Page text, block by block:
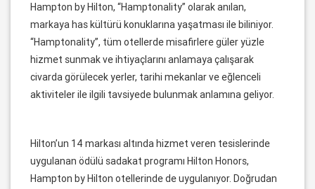
Hampton by Hilton, “Hamptonality” olarak anılan,
markaya has kültürü konuklarına yaşatması ile biliniyor.
“Hamptonality”, tüm otellerde misafirlere güler yüzle
hizmet sunmak ve ihtiyaçlarını anlamaya çalışarak
civarda görülecek yerler, tarihi mekanlar ve eğlenceli
aktiviteler ile ilgili tavsiyede bulunmak anlamına geliyor.
Hilton’un 14 markası altında hizmet veren tesislerinde
uygulanan ödülü sadakat programı Hilton Honors,
Hampton by Hilton otellerinde de uygulanıyor. Doğrudan